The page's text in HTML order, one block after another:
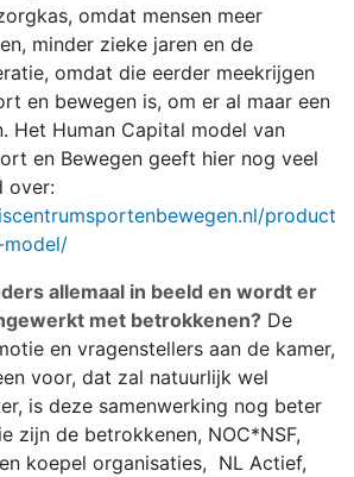
omdat mensen meer
minder zieke jaren en de
omdat die eerder meekrijgen
en bewegen is, om er al maar een
Het Human Capital model van
en Bewegen geeft hier nog veel
over:
product
model/
allemaal in beeld en wordt er
met betrokkenen? De
en vragenstellers aan de kamer,
voor, dat zal natuurlijk wel
is deze samenwerking nog beter
zijn de betrokkenen, NOC*NSF,
koepel organisaties, NL Actief,